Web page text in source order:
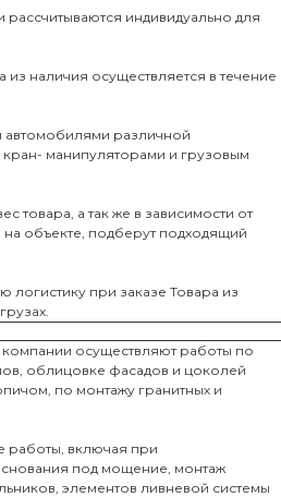
рассчитываются индивидуально для
наличия осуществляется в течение
автомобилями различной
кран- манипуляторами и грузовым
товара, а так же в зависимости от
объекте, подберут подходящий
при заказе Товара из
осуществляют работы по
облицовке фасадов и цоколей
по монтажу гранитных и
включая при
под мощение, монтаж
элементов ливневой системы